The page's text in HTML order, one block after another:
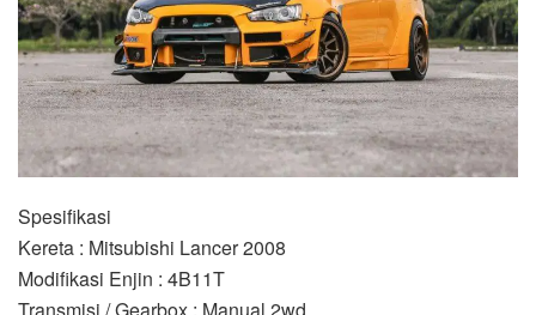
Spesifikasi
Kereta : Mitsubishi Lancer 2008
Modifikasi Enjin : 4B11T
Transmisi / Gearbox : Manual 2wd